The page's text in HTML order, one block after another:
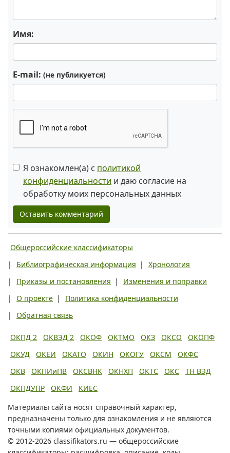
Имя:
E-mail: (не публикуется)
Я ознакомлен(а) с политикой
конфиденциальности и даю согласие на
обработку моих персональных данных
Оставить комментарий
Общероссийские классификаторы
|
Библиографическая информация |
Хронология
|
Приказы и постановления |
Изменения и поправки
|
О проекте |
Политика конфиденциальности
|
Обратная связь
ОКПД 2 ОКВЭД 2 ОКОФ ОКТМО ОКЗ ОКСО
ОКОПФ
ОКУД
ОКЕИ ОКАТО ОКИН ОКОГУ ОКСМ
ОКФС
ОКВ
ОКПИиПВ ОКСВНК ОКНХП ОКТС ОКС
ТН ВЭД
ОКПДУПР
ОКФИ
КИЕС
Материалы сайта носят справочный характер,
предназначены только для ознакомления и не являются
точными копиями официальных документов.
© 2012-2026 classifikators.ru — общероссийские